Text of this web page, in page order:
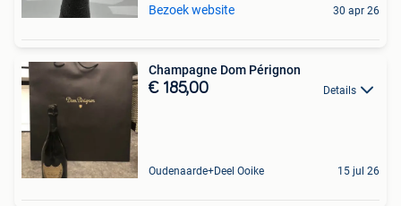
Bezoek website 30 apr 26
Champagne Dom Pérignon
€ 185,00 Details
Oudenaarde+Deel Ooike 15 jul 26